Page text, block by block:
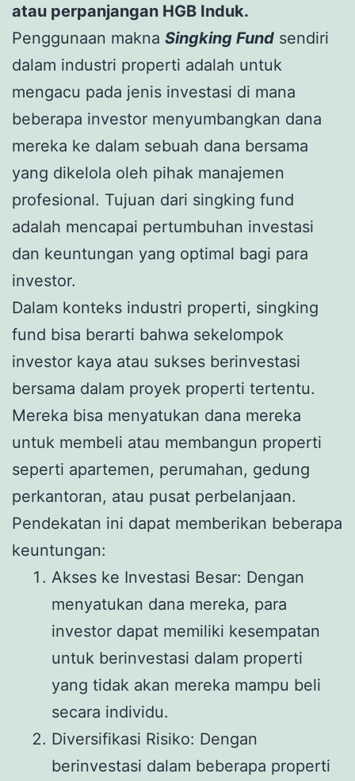
atau perpanjangan HGB Induk.
Penggunaan makna Singking Fund sendiri
dalam industri properti adalah untuk
mengacu pada jenis investasi di mana
beberapa investor menyumbangkan dana
mereka ke dalam sebuah dana bersama
yang dikelola oleh pihak manajemen
profesional. Tujuan dari singking fund
adalah mencapai pertumbuhan investasi
dan keuntungan yang optimal bagi para
investor.
Dalam konteks industri properti, singking
fund bisa berarti bahwa sekelompok
investor kaya atau sukses berinvestasi
bersama dalam proyek properti tertentu.
Mereka bisa menyatukan dana mereka
untuk membeli atau membangun properti
seperti apartemen, perumahan, gedung
perkantoran, atau pusat perbelanjaan.
Pendekatan ini dapat memberikan beberapa
keuntungan:
Akses ke Investasi Besar: Dengan
menyatukan dana mereka, para
investor dapat memiliki kesempatan
untuk berinvestasi dalam properti
yang tidak akan mereka mampu beli
secara individu.
Diversifikasi Risiko: Dengan
berinvestasi dalam beberapa properti